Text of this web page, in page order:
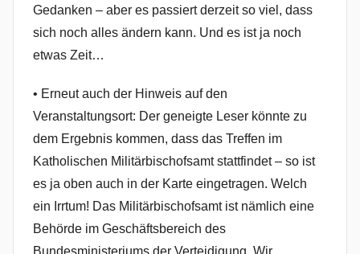
Gedanken – aber es passiert derzeit so viel, dass
sich noch alles ändern kann. Und es ist ja noch
etwas Zeit…
• Erneut auch der Hinweis auf den
Veranstaltungsort: Der geneigte Leser könnte zu
dem Ergebnis kommen, dass das Treffen im
Katholischen Militärbischofsamt stattfindet – so ist
es ja oben auch in der Karte eingetragen. Welch
ein Irrtum! Das Militärbischofsamt ist nämlich eine
Behörde im Geschäftsbereich des
Bundesministeriums der Verteidigung. Wir